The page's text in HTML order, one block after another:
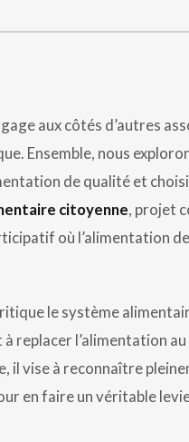
aux côtés d’autres
Ensemble, nous
de qualité et
citoyenne, projet
où l’alimentation
le système
replacer l’alimentation
il vise à reconnaître
en faire un véritable